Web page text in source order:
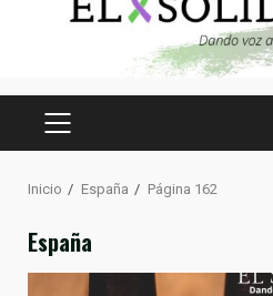
MENÚ
Inicio España Página 162
España